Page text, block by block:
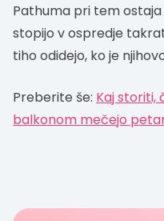
Pathuma pri tem
stopijo v ospredje
tiho odidejo, ko je
Preberite še: Kaj storiti,
balkonom mečejo